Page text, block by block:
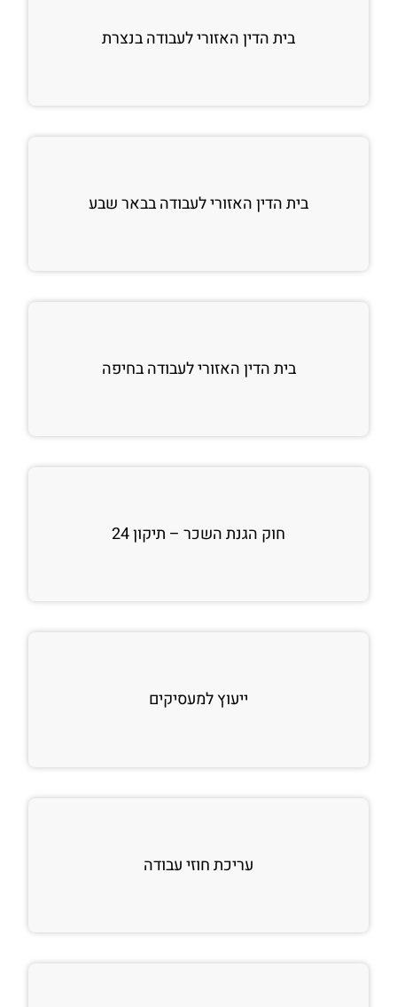
בית הדין האזורי לעבודה בנצרת
בית הדין האזורי לעבודה בבאר שבע
בית הדין האזורי לעבודה בחיפה
חוק הגנת השכר – תיקון 24
ייעוץ למעסיקים
עריכת חוזי עבודה